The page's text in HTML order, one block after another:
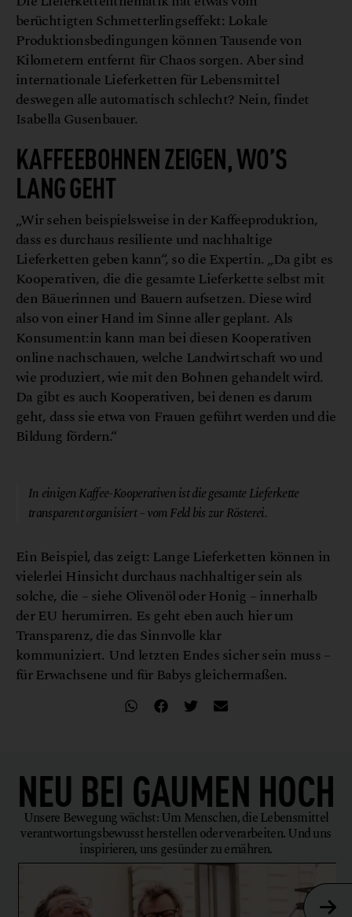
berüchtigten Schmetterlingseffekt: Lokale
Produktionsbedingungen können Tausende von
Kilometern entfernt für Chaos sorgen. Aber sind
internationale Lieferketten für Lebensmittel
deswegen alle automatisch schlecht? Nein, findet
Isabella Gusenbauer.
KAFFEEBOHNEN ZEIGEN, WO’S
LANG GEHT
„Wir sehen beispielsweise in der Kaffeeproduktion,
dass es durchaus resiliente und nachhaltige
Lieferketten geben kann“, so die Expertin. „Da gibt es
Kooperativen, die die gesamte Lieferkette selbst mit
den Bäuerinnen und Bauern aufsetzen. Diese wird
also von einer Hand im Sinne aller geplant. Als
Konsument:in kann man bei diesen Kooperativen
online nachschauen, welche Landwirtschaft wo und
wie produziert, wie mit den Bohnen gehandelt wird.
Da gibt es auch Kooperativen, bei denen es darum
geht, dass sie etwa von Frauen geführt werden und die
Bildung fördern.“
In einigen Kaffee-Kooperativen ist die gesamte Lieferkette
transparent organisiert – vom Feld bis zur Rösterei.
Ein Beispiel, das zeigt: Lange Lieferketten können in
vielerlei Hinsicht durchaus nachhaltiger sein als
solche, die – siehe Olivenöl oder Honig – innerhalb
der EU herumirren. Es geht eben auch hier um
Transparenz, die das Sinnvolle klar
kommuniziert. Und letzten Endes sicher sein muss –
für Erwachsene und für Babys gleichermaßen.
NEU BEI GAUMEN HOCH
Unsere Bewegung wächst: Um Menschen, die Lebensmittel
verantwortungsbewusst herstellen oder verarbeiten. Und uns
inspirieren, uns gesünder zu ernähren.